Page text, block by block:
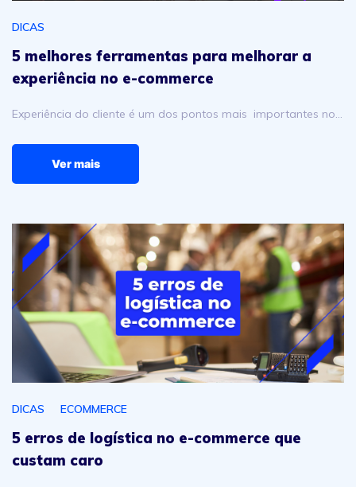
DICAS
5 melhores ferramentas para melhorar a
experiência no e-commerce
Experiência do cliente é um dos pontos mais importantes no…
Ver mais
5 erros de logística no e-commerce que custam caro
DICAS ECOMMERCE
5 erros de logística no e-commerce que
custam caro